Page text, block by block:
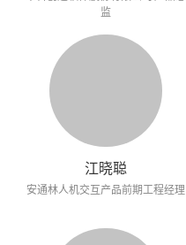
监
江晓聪
安通林人机交互产品前期工程经理